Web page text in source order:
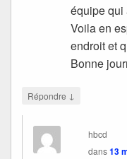
équipe qui
Voila en
endroit et
Bonne
Répondre ↓
hbcd
dans13